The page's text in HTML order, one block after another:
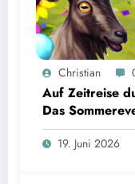
Christian
Auf Zeitreise
Das
19. Juni 2026